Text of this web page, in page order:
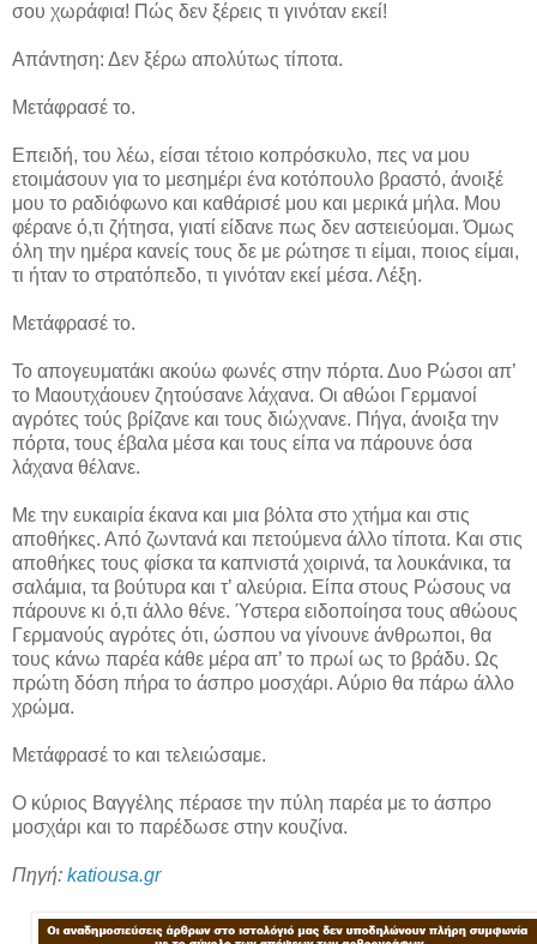
σου χωράφια! Πώς δεν ξέρεις τι γινόταν εκεί!
Απάντηση: Δεν ξέρω απολύτως τίποτα.
Μετάφρασέ το.
Επειδή, του λέω, είσαι τέτοιο κοπρόσκυλο, πες να μου
ετοιμάσουν για το μεσημέρι ένα κοτόπουλο βραστό, άνοιξέ
μου το ραδιόφωνο και καθάρισέ μου και μερικά μήλα. Μου
φέρανε ό,τι ζήτησα, γιατί είδανε πως δεν αστειεύομαι. Όμως
όλη την ημέρα κανείς τους δε με ρώτησε τι είμαι, ποιος είμαι,
τι ήταν το στρατόπεδο, τι γινόταν εκεί μέσα. Λέξη.
Μετάφρασέ το.
Το απογευματάκι ακούω φωνές στην πόρτα. Δυο Ρώσοι απ’
το Μαουτχάουεν ζητούσανε λάχανα. Οι αθώοι Γερμανοί
αγρότες τούς βρίζανε και τους διώχνανε. Πήγα, άνοιξα την
πόρτα, τους έβαλα μέσα και τους είπα να πάρουνε όσα
λάχανα θέλανε.
Με την ευκαιρία έκανα και μια βόλτα στο χτήμα και στις
αποθήκες. Από ζωντανά και πετούμενα άλλο τίποτα. Και στις
αποθήκες τους φίσκα τα καπνιστά χοιρινά, τα λουκάνικα, τα
σαλάμια, τα βούτυρα και τ’ αλεύρια. Είπα στους Ρώσους να
πάρουνε κι ό,τι άλλο θένε. Ύστερα ειδοποίησα τους αθώους
Γερμανούς αγρότες ότι, ώσπου να γίνουνε άνθρωποι, θα
τους κάνω παρέα κάθε μέρα απ’ το πρωί ως το βράδυ. Ως
πρώτη δόση πήρα το άσπρο μοσχάρι. Αύριο θα πάρω άλλο
χρώμα.
Μετάφρασέ το και τελειώσαμε.
Ο κύριος Βαγγέλης πέρασε την πύλη παρέα με το άσπρο
μοσχάρι και το παρέδωσε στην κουζίνα.
Πηγή: katiousa.gr